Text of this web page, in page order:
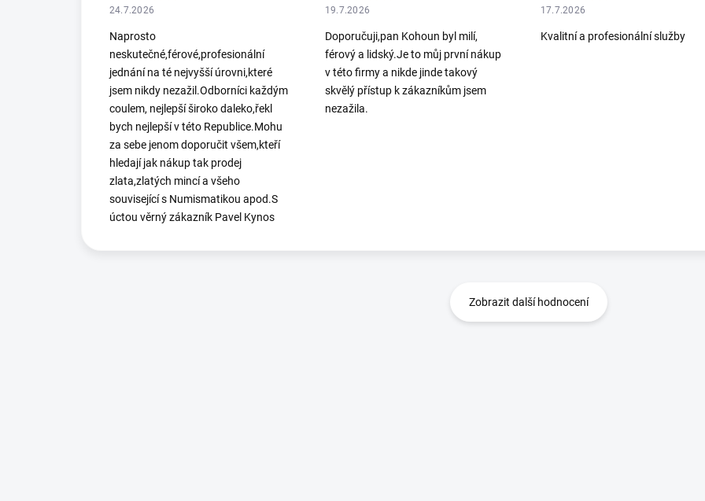
24.7.2026
Naprosto
neskutečné,férové,profesionální
jednání na té nejvyšší úrovni,které
jsem nikdy nezažil.Odborníci každým
coulem, nejlepší široko daleko,řekl
bych nejlepší v této Republice.Mohu
za sebe jenom doporučit všem,kteří
hledají jak nákup tak prodej
zlata,zlatých mincí a všeho
související s Numismatikou apod.S
úctou věrný zákazník Pavel Kynos
19.7.2026
Doporučuji,pan Kohoun byl milí,
férový a lidský.Je to můj první nákup
v této firmy a nikde jinde takový
skvělý přístup k zákazníkům jsem
nezažila.
17.7.2026
Kvalitní a profesionální služby
Zobrazit další hodnocení